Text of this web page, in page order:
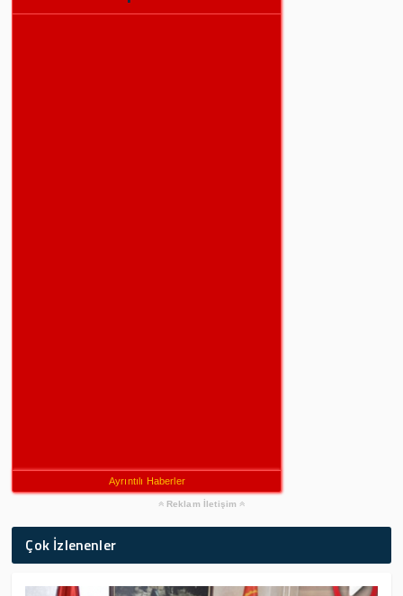
Ayrıntılı Haberler
Reklam İletişim
Çok İzlenenler